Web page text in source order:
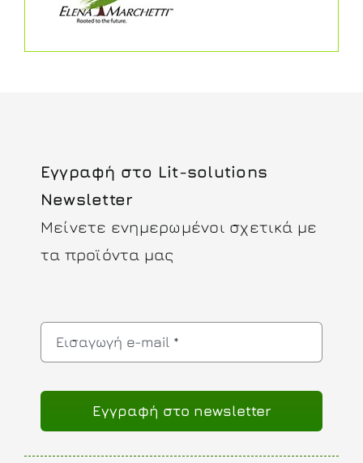
Εγγραφή στο Lit-solutions
Newsletter
Μείνετε ενημερωμένοι σχετικά με
τα προϊόντα μας
Eγγραφή στο newsletter